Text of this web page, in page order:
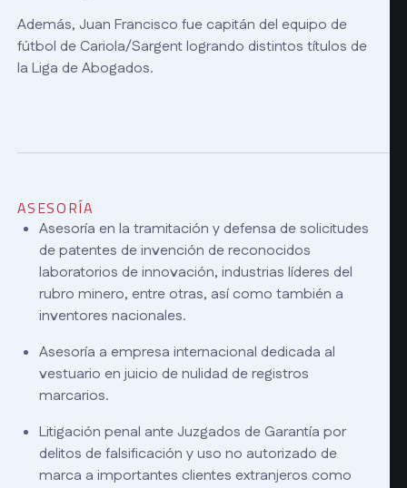
Además, Juan Francisco fue capitán del equipo de
fútbol de Cariola/Sargent logrando distintos títulos de
la Liga de Abogados.
ASESORÍA
Asesoría en la tramitación y defensa de solicitudes
de patentes de invención de reconocidos
laboratorios de innovación, industrias líderes del
rubro minero, entre otras, así como también a
inventores nacionales.
Asesoría a empresa internacional dedicada al
vestuario en juicio de nulidad de registros
marcarios.
Litigación penal ante Juzgados de Garantía por
delitos de falsificación y uso no autorizado de
marca a importantes clientes extranjeros como